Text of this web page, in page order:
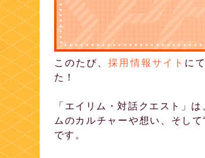
このたび、採用情報サイト に
た！
「エイリム・対話クエスト」
ムのカルチャーや想い、そし
です。